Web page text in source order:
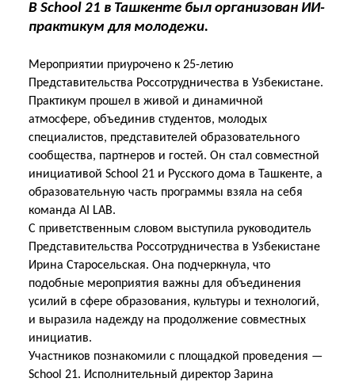
В School 21 в Ташкенте был организован ИИ-
практикум для молодежи.
Мероприятии приурочено к 25-летию
Представительства Россотрудничества в Узбекистане.
Практикум прошел в живой и динамичной
атмосфере, объединив студентов, молодых
специалистов, представителей образовательного
сообщества, партнеров и гостей. Он стал совместной
инициативой School 21 и Русского дома в Ташкенте, а
образовательную часть программы взяла на себя
команда AI LAB.
С приветственным словом выступила руководитель
Представительства Россотрудничества в Узбекистане
Ирина Старосельская. Она подчеркнула, что
подобные мероприятия важны для объединения
усилий в сфере образования, культуры и технологий,
и выразила надежду на продолжение совместных
инициатив.
Участников познакомили с площадкой проведения —
School 21. Исполнительный директор Зарина